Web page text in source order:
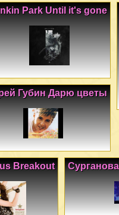
Park Until it's gone
Губин Дарю цветы
Breakout